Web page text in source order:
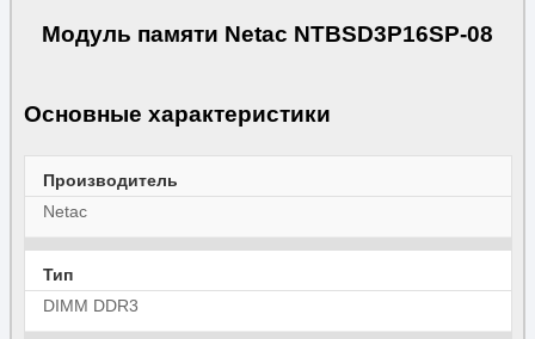
Модуль памяти Netac NTBSD3P16SP-08
Основные характеристики
Производитель
Netac
Тип
DIMM DDR3